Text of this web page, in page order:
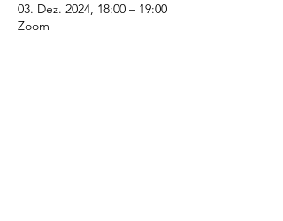
03. Dez. 2024, 18:00 – 19:00
Zoom